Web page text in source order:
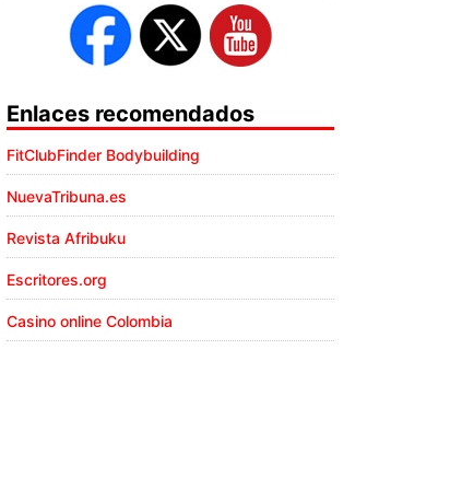
Enlaces recomendados
FitClubFinder Bodybuilding
NuevaTribuna.es
Revista Afribuku
Escritores.org
Casino online Colombia